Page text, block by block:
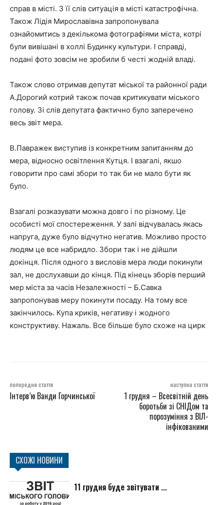
справ в місті. З її слів ситуація в місті катастрофічна.
Також Лідія Мирославівна запропонувала
ознайомитись з декількома фотографіями міста, котрі
були вивішані в холлі Будинку культури. І справді,
подані фото зовсім не зробили б честі жодній владі.
Також слово отримав депутат міської та районної ради
А.Дорогий котрий також почав критикувати міського
голову. Зі слів депутата фактично було заперечено
весь звіт мера.
В.Павражек виступив із конкретним запитанням до
мера, відносно освітлення Кутця. І взагалі, якшо
говорити про самі збори то так би не мало бути як
було.
Взагалі розказувати можна довго і по різному. Це
особисті мої спостереження. У залі відчувалась якась
напруга, дуже було відчутно негатив. Можливо просто
людям це все набридло. Збори так і не дійшли
докінця. Після одного з висловів мера люди покинули
зал, не дослухавши до кінця. Під кінець зборів перший
мер міста за часів Незалежності – Б.Савка
запропонував меру покинути посаду. На тому все
закінчилось. Купа криків, негативу і жодного
конструктиву. Нажаль. Все більше було схоже на цирк
попередня стаття
Інтерв’ю Ванди Горчинської
наступна стаття
1 грудня – Всесвітній день
боротьби зі СНІДом та
порозуміння з ВІЛ-
інфікованими
СХОЖІ НОВИНИ
11 грудня буде звітувати ...